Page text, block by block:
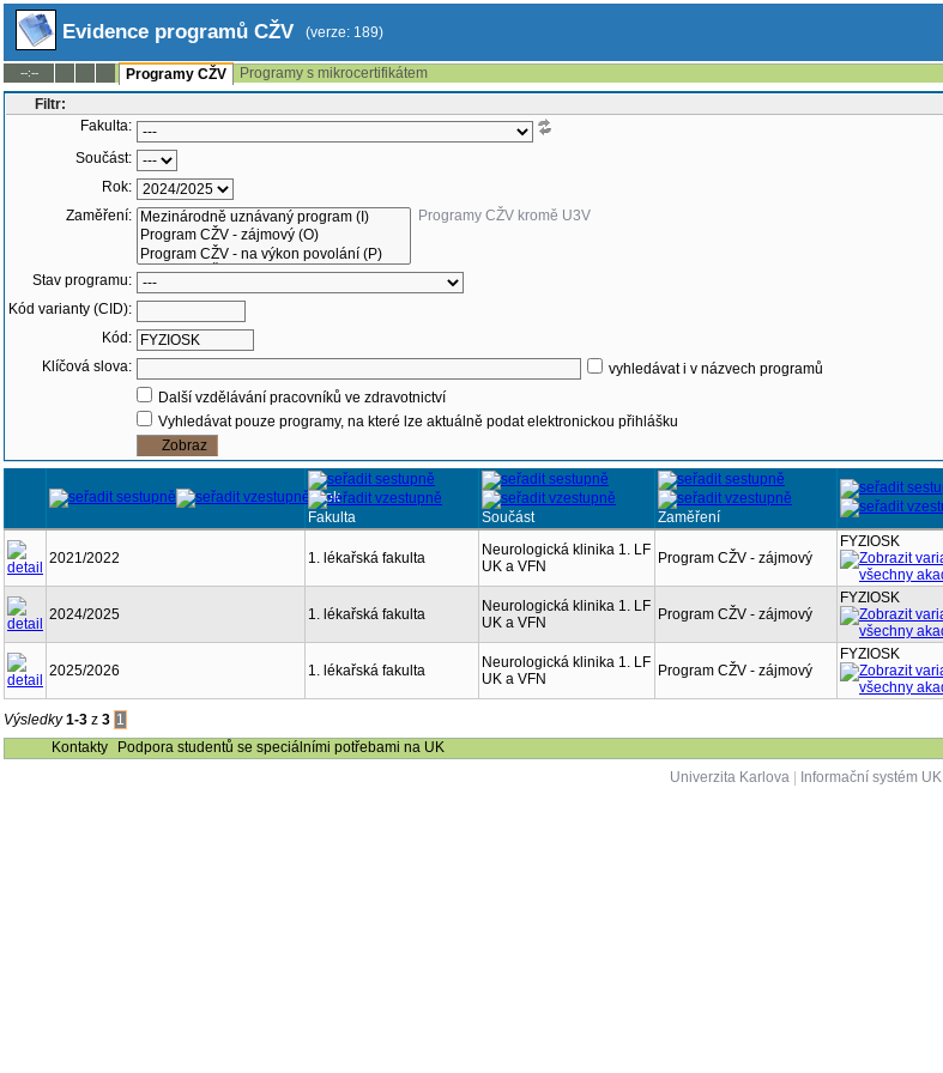
Evidence programů CŽV (verze: 189)
--:-- Programy CŽV
Programy s mikrocertifikátem
Filtr:
Fakulta:
Součást:
Rok:
Zaměření:
Programy CŽV kromě U3V
Stav programu:
Kód varianty (CID):
Kód:
Klíčová slova:
vyhledávat i v názvech programů
Další vzdělávání pracovníků ve zdravotnictví
Vyhledávat pouze programy, na které lze aktuálně podat elektronickou přihlášku
Rok
Fakulta
Součást Zaměření
2021/2022 1. lékařská fakulta
Neurologická klinika 1. LF
UK a VFN
Program CŽV - zájmový
FYZIOSK
2024/2025 1. lékařská fakulta
Neurologická klinika 1. LF
UK a VFN
Program CŽV - zájmový
FYZIOSK
2025/2026 1. lékařská fakulta
Neurologická klinika 1. LF
UK a VFN
Program CŽV - zájmový
FYZIOSK
Výsledky1-3 z 3 1
Kontakty
Podpora studentů se speciálními potřebami na UK
Univerzita Karlova| Informační systém UK